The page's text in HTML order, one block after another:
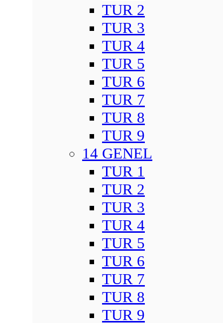
TUR 2
TUR 3
TUR 4
TUR 5
TUR 6
TUR 7
TUR 8
TUR 9
14 GENEL
TUR 1
TUR 2
TUR 3
TUR 4
TUR 5
TUR 6
TUR 7
TUR 8
TUR 9